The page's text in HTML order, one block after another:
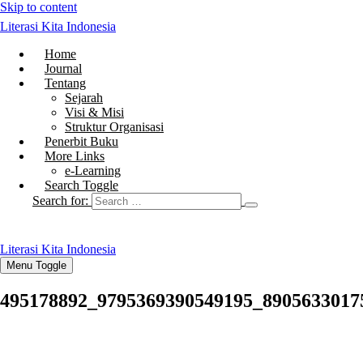
Skip to content
Literasi Kita Indonesia
Home
Journal
Tentang
Sejarah
Visi & Misi
Struktur Organisasi
Penerbit Buku
More Links
e-Learning
Search Toggle
Search for:
Literasi Kita Indonesia
Menu Toggle